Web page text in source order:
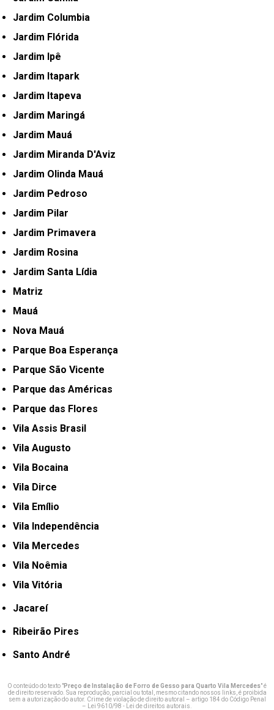
Jardim Columbia
Jardim Flórida
Jardim Ipê
Jardim Itapark
Jardim Itapeva
Jardim Maringá
Jardim Mauá
Jardim Miranda D'Aviz
Jardim Olinda Mauá
Jardim Pedroso
Jardim Pilar
Jardim Primavera
Jardim Rosina
Jardim Santa Lídia
Matriz
Mauá
Nova Mauá
Parque Boa Esperança
Parque São Vicente
Parque das Américas
Parque das Flores
Vila Assis Brasil
Vila Augusto
Vila Bocaina
Vila Dirce
Vila Emílio
Vila Independência
Vila Mercedes
Vila Noêmia
Vila Vitória
Jacareí
Ribeirão Pires
Santo André
O conteúdo do texto "Preço de Instalação de Forro de Gesso para Quarto Vila Mercedes" é
de direito reservado. Sua reprodução, parcial ou total, mesmo citando nossos links, é proibida
sem a autorização do autor. Crime de violação de direito autoral – artigo 184 do Código Penal
–
Lei 9610/98 - Lei de direitos autorais